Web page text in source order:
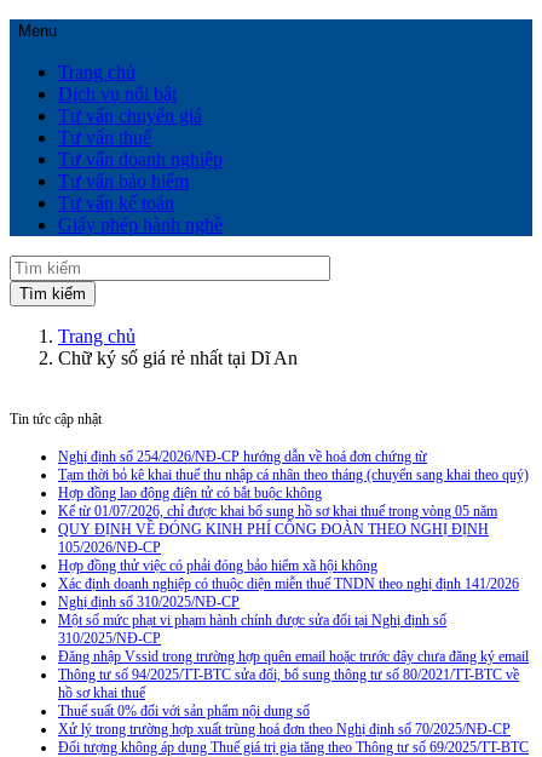
Menu
Trang chủ
Dịch vụ nổi bật
Tư vấn chuyển giá
Tư vấn thuế
Tư vấn doanh nghiệp
Tư vấn bảo hiểm
Tư vấn kế toán
Giấy phép hành nghề
Trang chủ
Chữ ký số giá rẻ nhất tại Dĩ An
Tin tức cập nhật
Nghị định số 254/2026/NĐ-CP hướng dẫn về hoá đơn chứng từ
Tạm thời bỏ kê khai thuế thu nhập cá nhân theo tháng (chuyển sang khai theo quý)
Hợp đồng lao động điện tử có bắt buộc không
Kể từ 01/07/2026, chỉ được khai bổ sung hồ sơ khai thuế trong vòng 05 năm
QUY ĐỊNH VỀ ĐÓNG KINH PHÍ CÔNG ĐOÀN THEO NGHỊ ĐỊNH
105/2026/NĐ-CP
Hợp đồng thử việc có phải đóng bảo hiểm xã hội không
Xác định doanh nghiệp có thuộc diện miễn thuế TNDN theo nghị định 141/2026
Nghị định số 310/2025/NĐ-CP
Một số mức phạt vi phạm hành chính được sửa đổi tại Nghị định số
310/2025/NĐ-CP
Đăng nhập Vssid trong trường hợp quên email hoặc trước đây chưa đăng ký email
Thông tư số 94/2025/TT-BTC sửa đổi, bổ sung thông tư số 80/2021/TT-BTC về
hồ sơ khai thuế
Thuế suất 0% đối với sản phẩm nội dung số
Xử lý trong trường hợp xuất trùng hoá đơn theo Nghị định số 70/2025/NĐ-CP
Đối tượng không áp dụng Thuế giá trị gia tăng theo Thông tư số 69/2025/TT-BTC